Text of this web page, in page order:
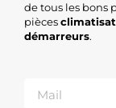
de tous les bons
pièces
démarreurs.